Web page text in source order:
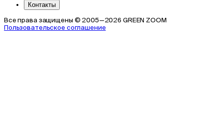
Контакты
Все права защищены © 2005—2026 GREEN ZOOM
Пользовательское соглашение